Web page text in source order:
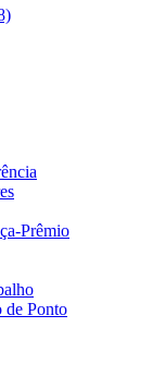
Prêmio
de Ponto